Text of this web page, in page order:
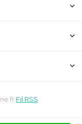
Fil RSS